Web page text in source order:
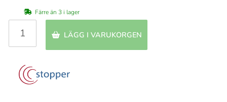
Färre än 3 i lager
LÄGG I VARUKORGEN